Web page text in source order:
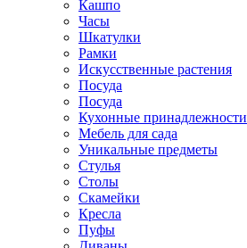
Кашпо
Часы
Шкатулки
Рамки
Искусственные растения
Посуда
Посуда
Кухонные принадлежности
Мебель для сада
Уникальные предметы
Стулья
Столы
Скамейки
Кресла
Пуфы